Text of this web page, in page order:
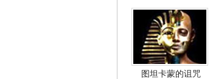
图坦卡蒙的诅咒